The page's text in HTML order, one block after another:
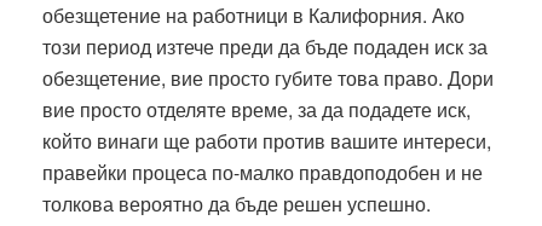
обезщетение на работници в Калифорния. Ако
този период изтече преди да бъде подаден иск за
обезщетение, вие просто губите това право. Дори
вие просто отделяте време, за да подадете иск,
който винаги ще работи против вашите интереси,
правейки процеса по-малко правдоподобен и не
толкова вероятно да бъде решен успешно.